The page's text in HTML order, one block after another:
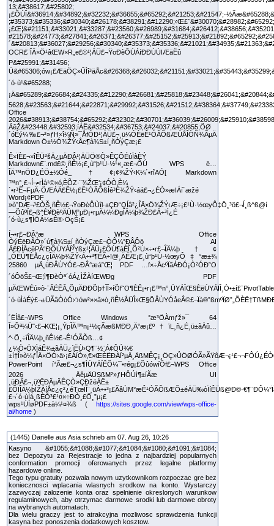
Ê×ÏÈ£¬×îÊÜ²šÄ¿µÄÐÂ¹¦ÄÜÖ®Ò»ÊÇÔ­ÉúÏàÈÝ
Markdown£¨.md£©¸ñÊ½¡£¸ù“þ¹Ù·½¹«¸æ£¬ÔÚ WPS ë…
ÎÄ™nÖÐ¿ÉÖ±½Óé_†¢¡¢¾ŽÝ‹K¼´•rîAÓ[ Markdown
™n°¸£¬Í¬•rÌá¹©×ó‚ÈÕZ·¨¾ŽŒ‘¡¢ÓÒ‚È¼
´•r³Ê¬FµÄ·ÖÆÁÄ£Ê½¡£Ê¹ÓÃÕßÍê³É¾ŽÝ‹áá£¬¿ÉÒ»æIÁí´æžé
Word¡¢PDF
»òˆDÆ¬³£ÒŠ¸ñÊ½£¬ŸoÐèÔÙîl·±ÇÐ“QÍâ²¿ÎÄ×Ö¾ŽÝ‹Æ÷¡£¹Ù·½œyÔ‡Ö¸³ö£¬Í¸ß^ß@í
—ÕûºÏ£¬ß^È¥ÐèºÄÙM”µÐ¡•rµÄ¼¼ÐgÎÄ¼þ¾ŽÐ£Á÷³Ì¿É
´ó·ù¿s¶ÌÖÁ¼sÊ®·ÖçŠ¡£
Í¬•r£¬ÐÂ°æ WPS Office
ÒýÈëÐÂÒ»´ú¶à¾S±í¸ñÒýÇæ£¬ÒÔ¼°ÐÂÔö AI
Ä£ÐÍÅcêPÂ“ÐÔÙYÁÏºYßx¹¦ÄÜ¡£ÔÚ¶àÈÎ„Õ²Ù×÷•r£¬ÎÄ¼þ†¢
„ÓËÙ¶ÈÅc¿çÎÄ¼þ¾ŽÝ‹Á÷•³¶ÈÃ÷ï@¸ÄÉÆ¡£¸ù“þ¹Ù·½œyÔ‡°æ±¾
25860 µÄ¸üÐÂÙYÓ£¬ÐÂ°æá˜Œ¦ PDF …f×÷ÅcºÏãÁÐÓ¡Ò²ÓÐ˜O
´óÔöŠ£¬Œ¦ì¶ÐèÒª´óÁ¿ÌŽÀíŒWÐg PDF
´ËÍâ£¬WPS Office Windows °æ³ÖÀmƒž»¯ 64
Î»Ôª¼Ü˜‹£¬KŒ¦¡¸ÝpÎÄ™n¡¹½çÃæßMÐÐ¸Ä°æ¡£º†ïL¸ñ¿É¸ü±ãÀû…
^·Ö¸÷îÎÄ¼þ¸ñÊ½£¬Ê¹ÓÃÕß…¢
¿¼Ò•ÓXÌáÊ¾±ãÄÜ¿ìËÙ›Q¶¨½¨Á¢ÔÚ¾€
PowerPoint í“Ãæ£¬¿s¶ÌÙYÁÏÊÕ¼¯•rég¡£ÕûówíÕf£¬WPS Office
2026 ÄêµÄÜSßM²»ƒHÔÚì¶±íÃæ UI
¸üÐÂ£¬¸üºËÐÄµÄÊÇÒ»ÇÐžéÁË±
£¬´ó·ùÌá¸ßÈÕ³£¹¤×÷ÐÒ¸£Ö¸”µ¡£
wps¹ÙÍøPDF±à¼­¹¤¾ß ( https://sites.google.com/view/wps-office-
ai/home )
(1445) Danelle aus Asia schrieb am 07. Aug 26, 10:26
Kasyno &#1055;&#1088;&#1077;&#1084;&#1080;&#1091;&#1084;
bez Depozytu za Rejestracje to jedna z najbardziej popularnych
conformation promocji oferowanych przez legalne platformy
hazardowe online.
Tego typu gratuity pozwala nowym uzytkownikom rozpoczac gre bez
koniecznosci wplacania wlasnych srodkow na konto. Wystarczy
zazwyczaj zalozenie konta oraz spelnienie okreslonych warunkow
regulaminowych, aby otrzymac darmowe srodki lub darmowe obroty
na wybranych automatach.
Dla wielu graczy jest to atrakcyjna mozliwosc sprawdzenia funkcji
kasyna bez ponoszenia dodatkowych kosztow.